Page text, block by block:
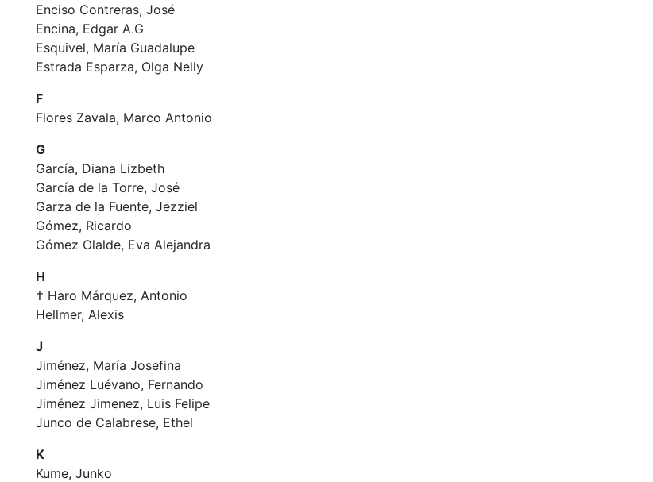
Enciso Contreras, José
Encina, Edgar A.G
Esquivel, María Guadalupe
Estrada Esparza, Olga Nelly
F
Flores Zavala, Marco Antonio
G
García, Diana Lizbeth
García de la Torre, José
Garza de la Fuente, Jezziel
Gómez, Ricardo
Gómez Olalde, Eva Alejandra
H
† Haro Márquez, Antonio
Hellmer, Alexis
J
Jiménez, María Josefina
Jiménez Luévano, Fernando
Jiménez Jimenez, Luis Felipe
Junco de Calabrese, Ethel
K
Kume, Junko